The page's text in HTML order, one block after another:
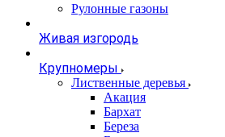
Рулонные газоны
Живая изгородь
Крупномеры
Лиственные деревья
Акация
Бархат
Береза